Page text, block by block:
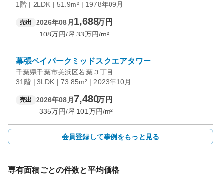
1階 | 2LDK | 51.9m² | 1978年09月
売出 2026年08月 1,688万円
108万円/坪 33万円/m²
幕張ベイパークミッドスクエアタワー
千葉県千葉市美浜区若葉３丁目
31階 | 3LDK | 73.85m² | 2023年10月
売出 2026年08月 7,480万円
335万円/坪 101万円/m²
会員登録して事例をもっと見る
専有面積ごとの件数と平均価格